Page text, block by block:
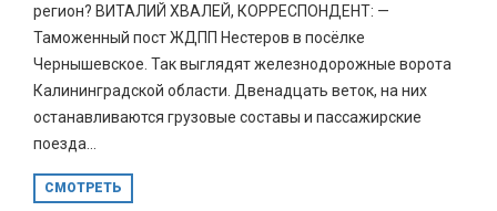
регион? ВИТАЛИЙ ХВАЛЕЙ, КОРРЕСПОНДЕНТ: —
Таможенный пост ЖДПП Нестеров в посёлке
Чернышевское. Так выглядят железнодорожные ворота
Калининградской области. Двенадцать веток, на них
останавливаются грузовые составы и пассажирские
поезда...
СМОТРЕТЬ